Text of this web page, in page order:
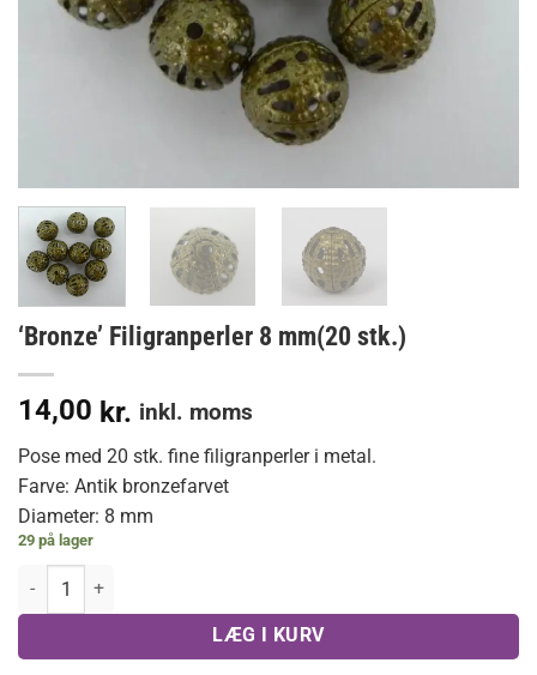
‘Bronze’ Filigranperler 8 mm(20 stk.)
14,00 kr. inkl. moms
Pose med 20 stk. fine filigranperler i metal.
Farve: Antik bronzefarvet
Diameter: 8 mm
29 på lager
'Bronze' Filigranperler 8 mm(20 stk.) antal
LÆG I KURV